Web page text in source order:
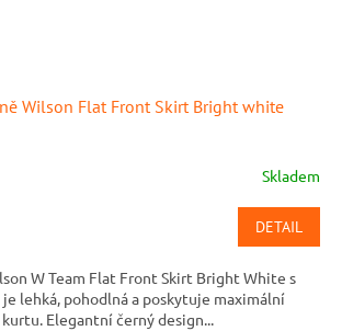
Wilson Flat Front Skirt Bright white
Skladem
DETAIL
W Team Flat Front Skirt Bright White s
lehká, pohodlná a poskytuje maximální
Elegantní černý design...